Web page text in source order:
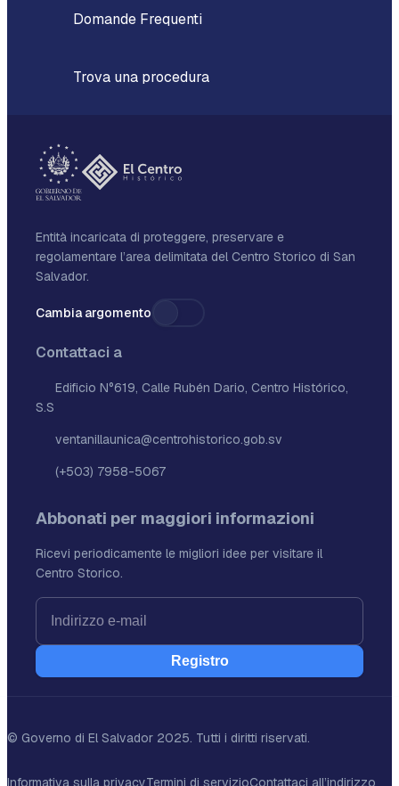
Domande Frequenti
Trova una procedura
Entità incaricata di proteggere, preservare e
regolamentare l’area delimitata del Centro Storico di San
Salvador.
Cambia argomento
Contattaci a
Edificio N°619, Calle Rubén Dario, Centro Histórico,
S.S
ventanillaunica@centrohistorico.gob.sv
(+503) 7958-5067
Abbonati per maggiori informazioni
Ricevi periodicamente le migliori idee per visitare il
Centro Storico.
Registro
© Governo di El Salvador 2025. Tutti i diritti riservati.
Informativa sulla privacyTermini di servizioContattaci all’indirizzo